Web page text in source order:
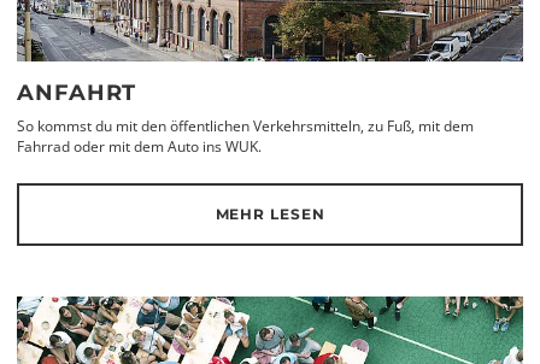
ANFAHRT
So kommst du mit den öffentlichen Verkehrsmitteln, zu Fuß, mit dem
Fahrrad oder mit dem Auto ins WUK.
MEHR LESEN